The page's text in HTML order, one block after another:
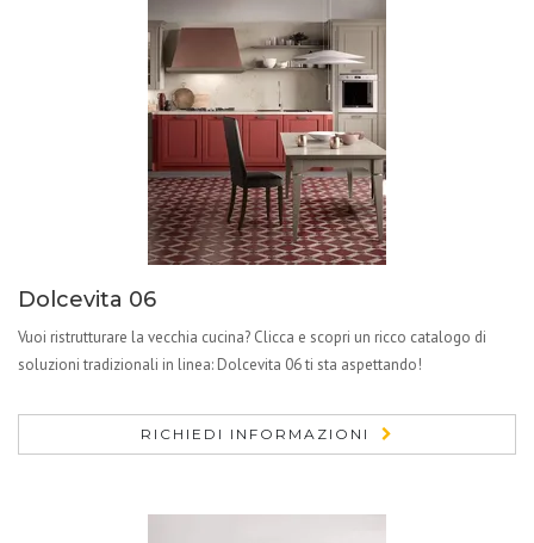
Dolcevita 06
Vuoi ristrutturare la vecchia cucina? Clicca e scopri un ricco catalogo di
soluzioni tradizionali in linea: Dolcevita 06 ti sta aspettando!
RICHIEDI INFORMAZIONI